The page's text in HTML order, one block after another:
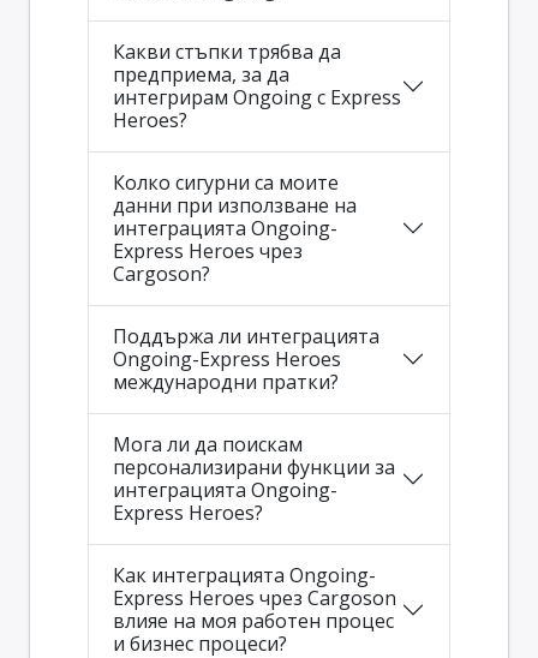
Какви стъпки трябва да
предприема, за да
интегрирам Ongoing с Express
Heroes?
Колко сигурни са моите
данни при използване на
интеграцията Ongoing-
Express Heroes чрез
Cargoson?
Поддържа ли интеграцията
Ongoing-Express Heroes
международни пратки?
Мога ли да поискам
персонализирани функции за
интеграцията Ongoing-
Express Heroes?
Как интеграцията Ongoing-
Express Heroes чрез Cargoson
влияе на моя работен процес
и бизнес процеси?